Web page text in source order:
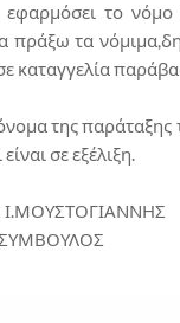
το νόμο
πράξω τα
καταγγελία
της
σε εξέλιξη.